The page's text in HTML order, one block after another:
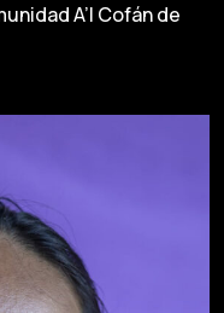
A’I Cofán de